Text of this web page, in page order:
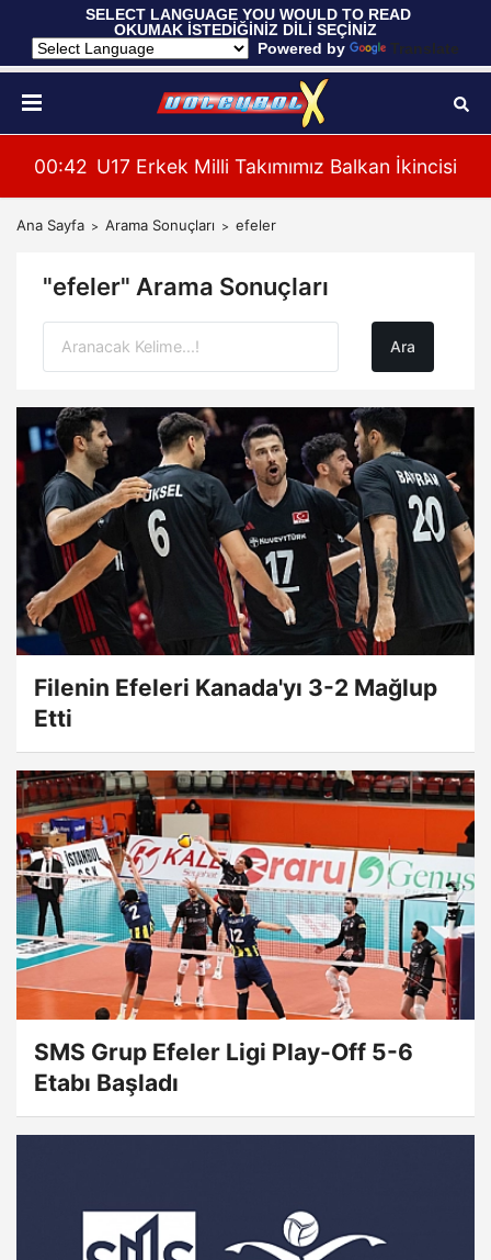
SELECT LANGUAGE YOU WOULD TO READ
OKUMAK İSTEDİĞİNİZ DİLİ SEÇİNİZ
Powered by
Translate
00:37 Filenin Sultanları, Hazırlık Maçında
Ana Sayfa Arama Sonuçları efeler
"efeler" Arama Sonuçları
Filenin Efeleri Kanada'yı 3-2 Mağlup
Etti
SMS Grup Efeler Ligi Play-Off 5-6
Etabı Başladı